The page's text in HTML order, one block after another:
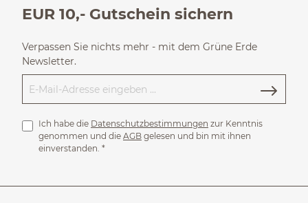
EUR 10,- Gutschein sichern
Verpassen Sie nichts mehr - mit dem Grüne Erde
Newsletter.
Ich habe die Datenschutzbestimmungen zur Kenntnis
genommen und die AGB gelesen und bin mit ihnen
einverstanden. *